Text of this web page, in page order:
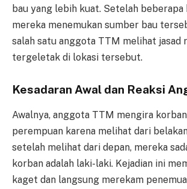
bau yang lebih kuat. Setelah beberapa
mereka menemukan sumber bau
salah satu anggota TTM melihat jasad
tergeletak di lokasi tersebut.
Kesadaran Awal dan Reaksi
Awalnya, anggota TTM mengira
perempuan karena melihat dari
setelah melihat dari depan, mereka
korban adalah laki-laki. Kejadian ini
kaget dan langsung merekam